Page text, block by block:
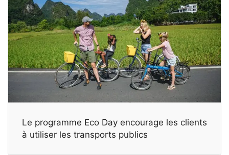
Le programme Eco Day encourage les clients
à utiliser les transports publics